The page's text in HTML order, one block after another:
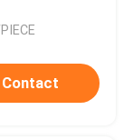
Contact